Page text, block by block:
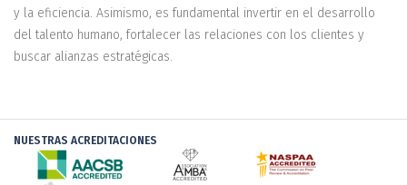
y la eficiencia. Asimismo, es fundamental invertir en el desarrollo
del talento humano, fortalecer las relaciones con los clientes y
buscar alianzas estratégicas.
NUESTRAS ACREDITACIONES